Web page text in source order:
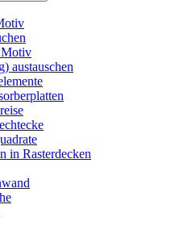
Motiv
austauschen
in Rasterdecken